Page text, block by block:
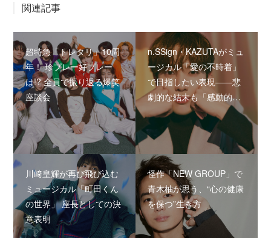
関連記事
超特急「トレタリ」10周
年！ 珍プレー好プレー
は!? 全員で振り返る爆笑
座談会
n.SSign・KAZUTAがミュ
ージカル「愛の不時着」
で目指したい表現――悲
劇的な結末も「感動的…
川﨑皇輝が再び飛び込む
ミュージカル「町田くん
の世界」 座長としての決
意表明
怪作「NEW GROUP」で
青木柚が思う、“心の健康
を保つ”生き方